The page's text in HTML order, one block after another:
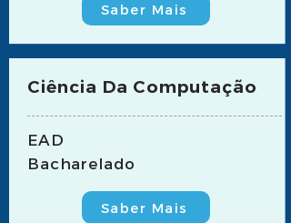
Saber Mais
Ciência Da Computação
EAD
Bacharelado
Saber Mais